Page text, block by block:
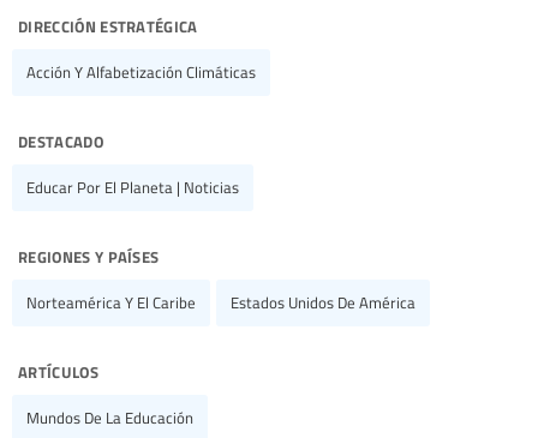
dirección estratégica
Acción Y Alfabetización Climáticas
destacado
Educar Por El Planeta | Noticias
regiones y países
Norteamérica Y El Caribe Estados Unidos De América
artículos
Mundos De La Educación